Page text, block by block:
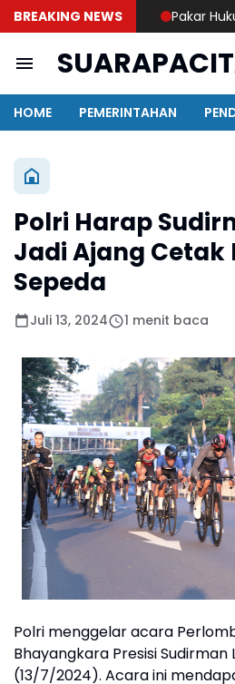
BREAKING NEWS Pakar Hukum
HOME PEMERINTAHAN
Polri Harap
Jadi Ajang Cetak
Sepeda
Juli 13, 2024 1 menit baca
Polri menggelar acara
Bhayangkara Presisi Sudirman
(13/7/2024). Acara ini